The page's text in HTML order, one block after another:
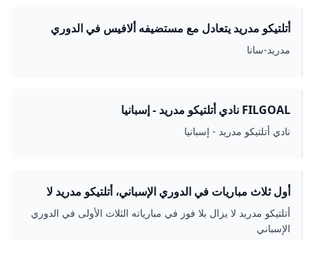
أتلتيكو مدريد يتعادل مع مستضيفه ألافيس في الدوري
الإسباني - S A N A – الوكالة العربية السورية للأنباء
مدريد-سانا
FILGOAL نادي أتلتيكو مدريد - إسبانيا
نادي أتلتيكو مدريد - إسبانيا
أول ثلاث مباريات في الدوري الإسباني، أتلتيكو مدريد لا
يزال بلا فوز - جازيتا إكسبريس
أتلتيكو مدريد لا يزال بلا فوز في مبارياته الثلاث الأولى في الدوري
الإسباني